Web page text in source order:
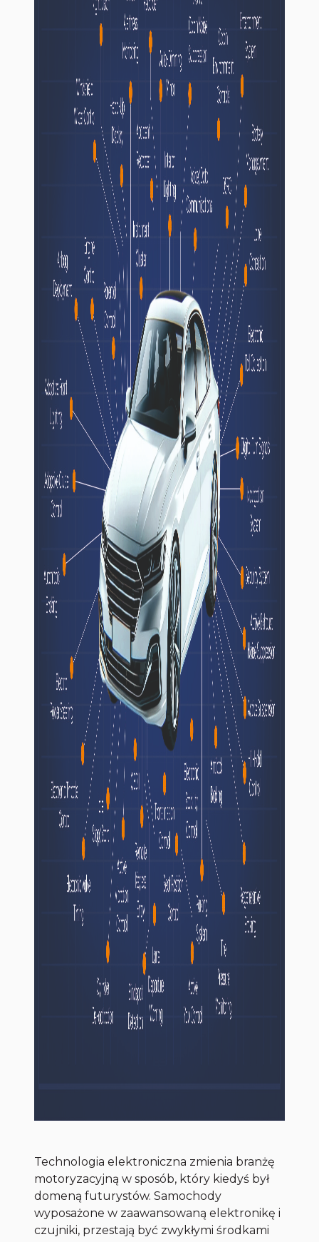
Technologia elektroniczna zmienia branżę
motoryzacyjną w sposób, który kiedyś był
domeną futurystów. Samochody
wyposażone w zaawansowaną elektronikę i
czujniki, przestają być zwykłymi środkami